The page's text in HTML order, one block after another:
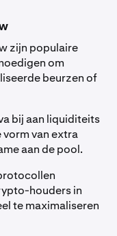
zijn populaire
om
beurzen of
bij aan liquiditeits
vorm van extra
aan de pool.
houders in
te maximaliseren